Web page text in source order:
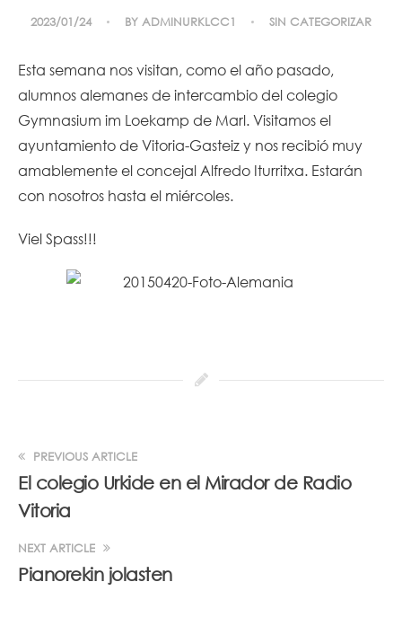
2023/01/24 BY ADMINURKLCC1 SIN CATEGORIZAR
Esta semana nos visitan, como el año pasado,
alumnos alemanes de intercambio del colegio
Gymnasium im Loekamp de Marl. Visitamos el
ayuntamiento de Vitoria-Gasteiz y nos recibió muy
amablemente el concejal Alfredo Iturritxa. Estarán
con nosotros hasta el miércoles.
Viel Spass!!!
PREVIOUS ARTICLE
El colegio Urkide en el Mirador de Radio
Vitoria
NEXT ARTICLE
Pianorekin jolasten